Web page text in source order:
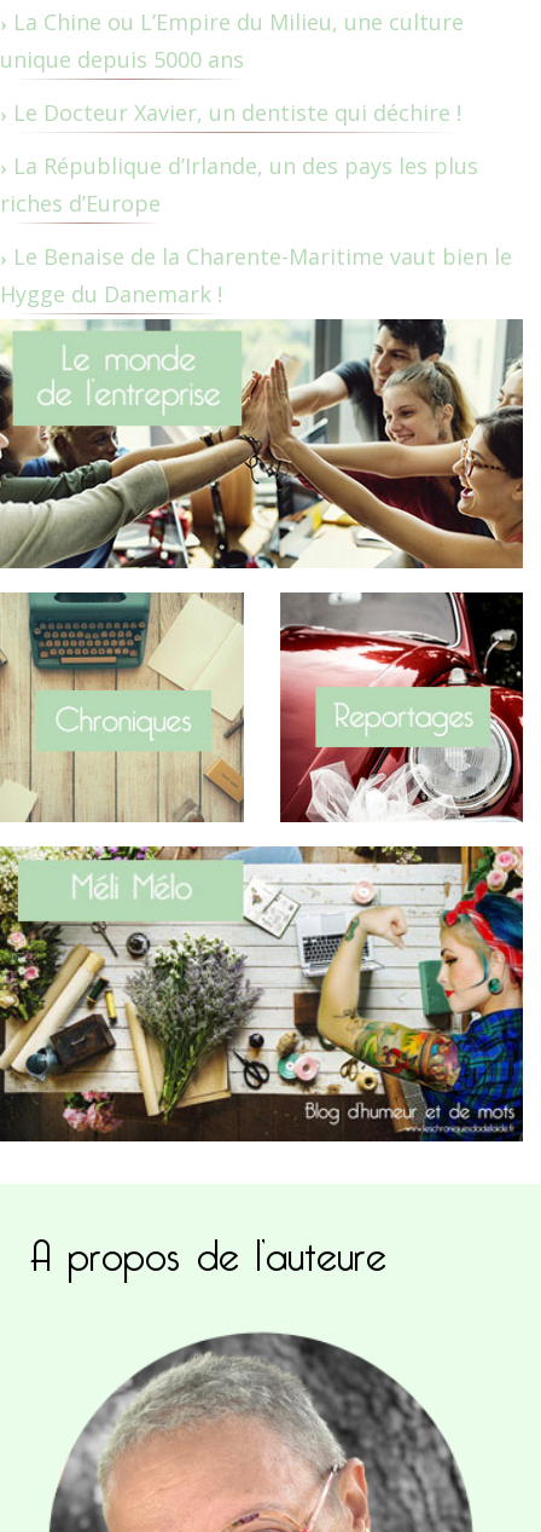
La Chine ou L’Empire du Milieu, une culture
unique depuis 5000 ans
Le Docteur Xavier, un dentiste qui déchire !
La République d’Irlande, un des pays les plus
riches d’Europe
Le Benaise de la Charente-Maritime vaut bien le
Hygge du Danemark !
A propos de l’auteure